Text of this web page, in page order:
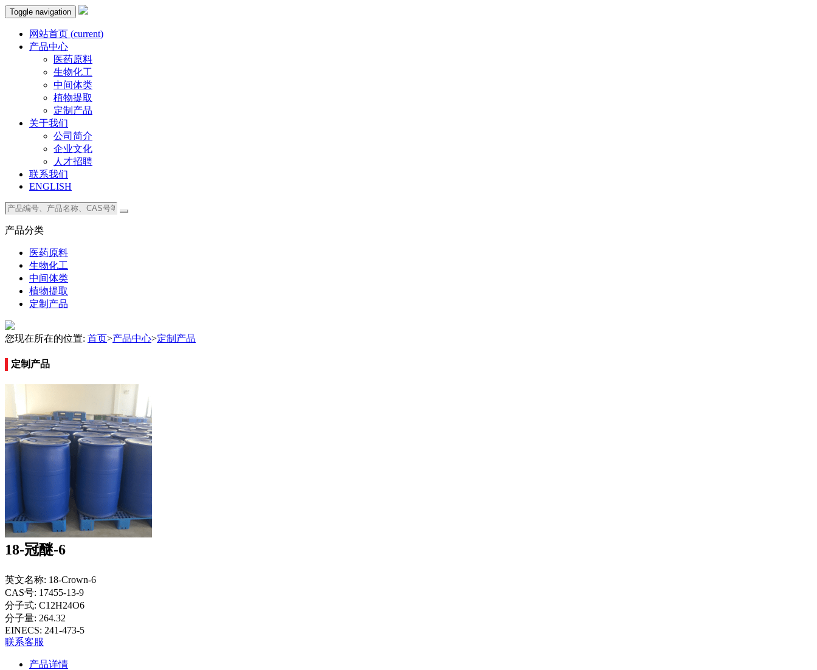
Toggle navigation
网站首页 (current)
产品中心
医药原料
生物化工
中间体类
植物提取
定制产品
关于我们
公司简介
企业文化
人才招聘
联系我们
ENGLISH
产品分类
医药原料
生物化工
中间体类
植物提取
定制产品
您现在所在的位置: 首页>产品中心>定制产品
定制产品
18-冠醚-6
英文名称: 18-Crown-6
CAS号: 17455-13-9
分子式: C12H24O6
分子量: 264.32
EINECS: 241-473-5
联系客服
产品详情